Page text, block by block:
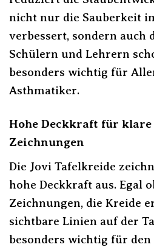
nicht nur die Sauberkeit
verbessert, sondern auch
Schülern und Lehrern
besonders wichtig für
Asthmatiker.
Hohe Deckkraft für
Zeichnungen
Die Jovi Tafelkreide
hohe Deckkraft aus. Egal
Zeichnungen, die Kreide
sichtbare Linien auf der
besonders wichtig für